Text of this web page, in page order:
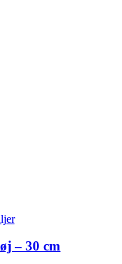
– 30 cm